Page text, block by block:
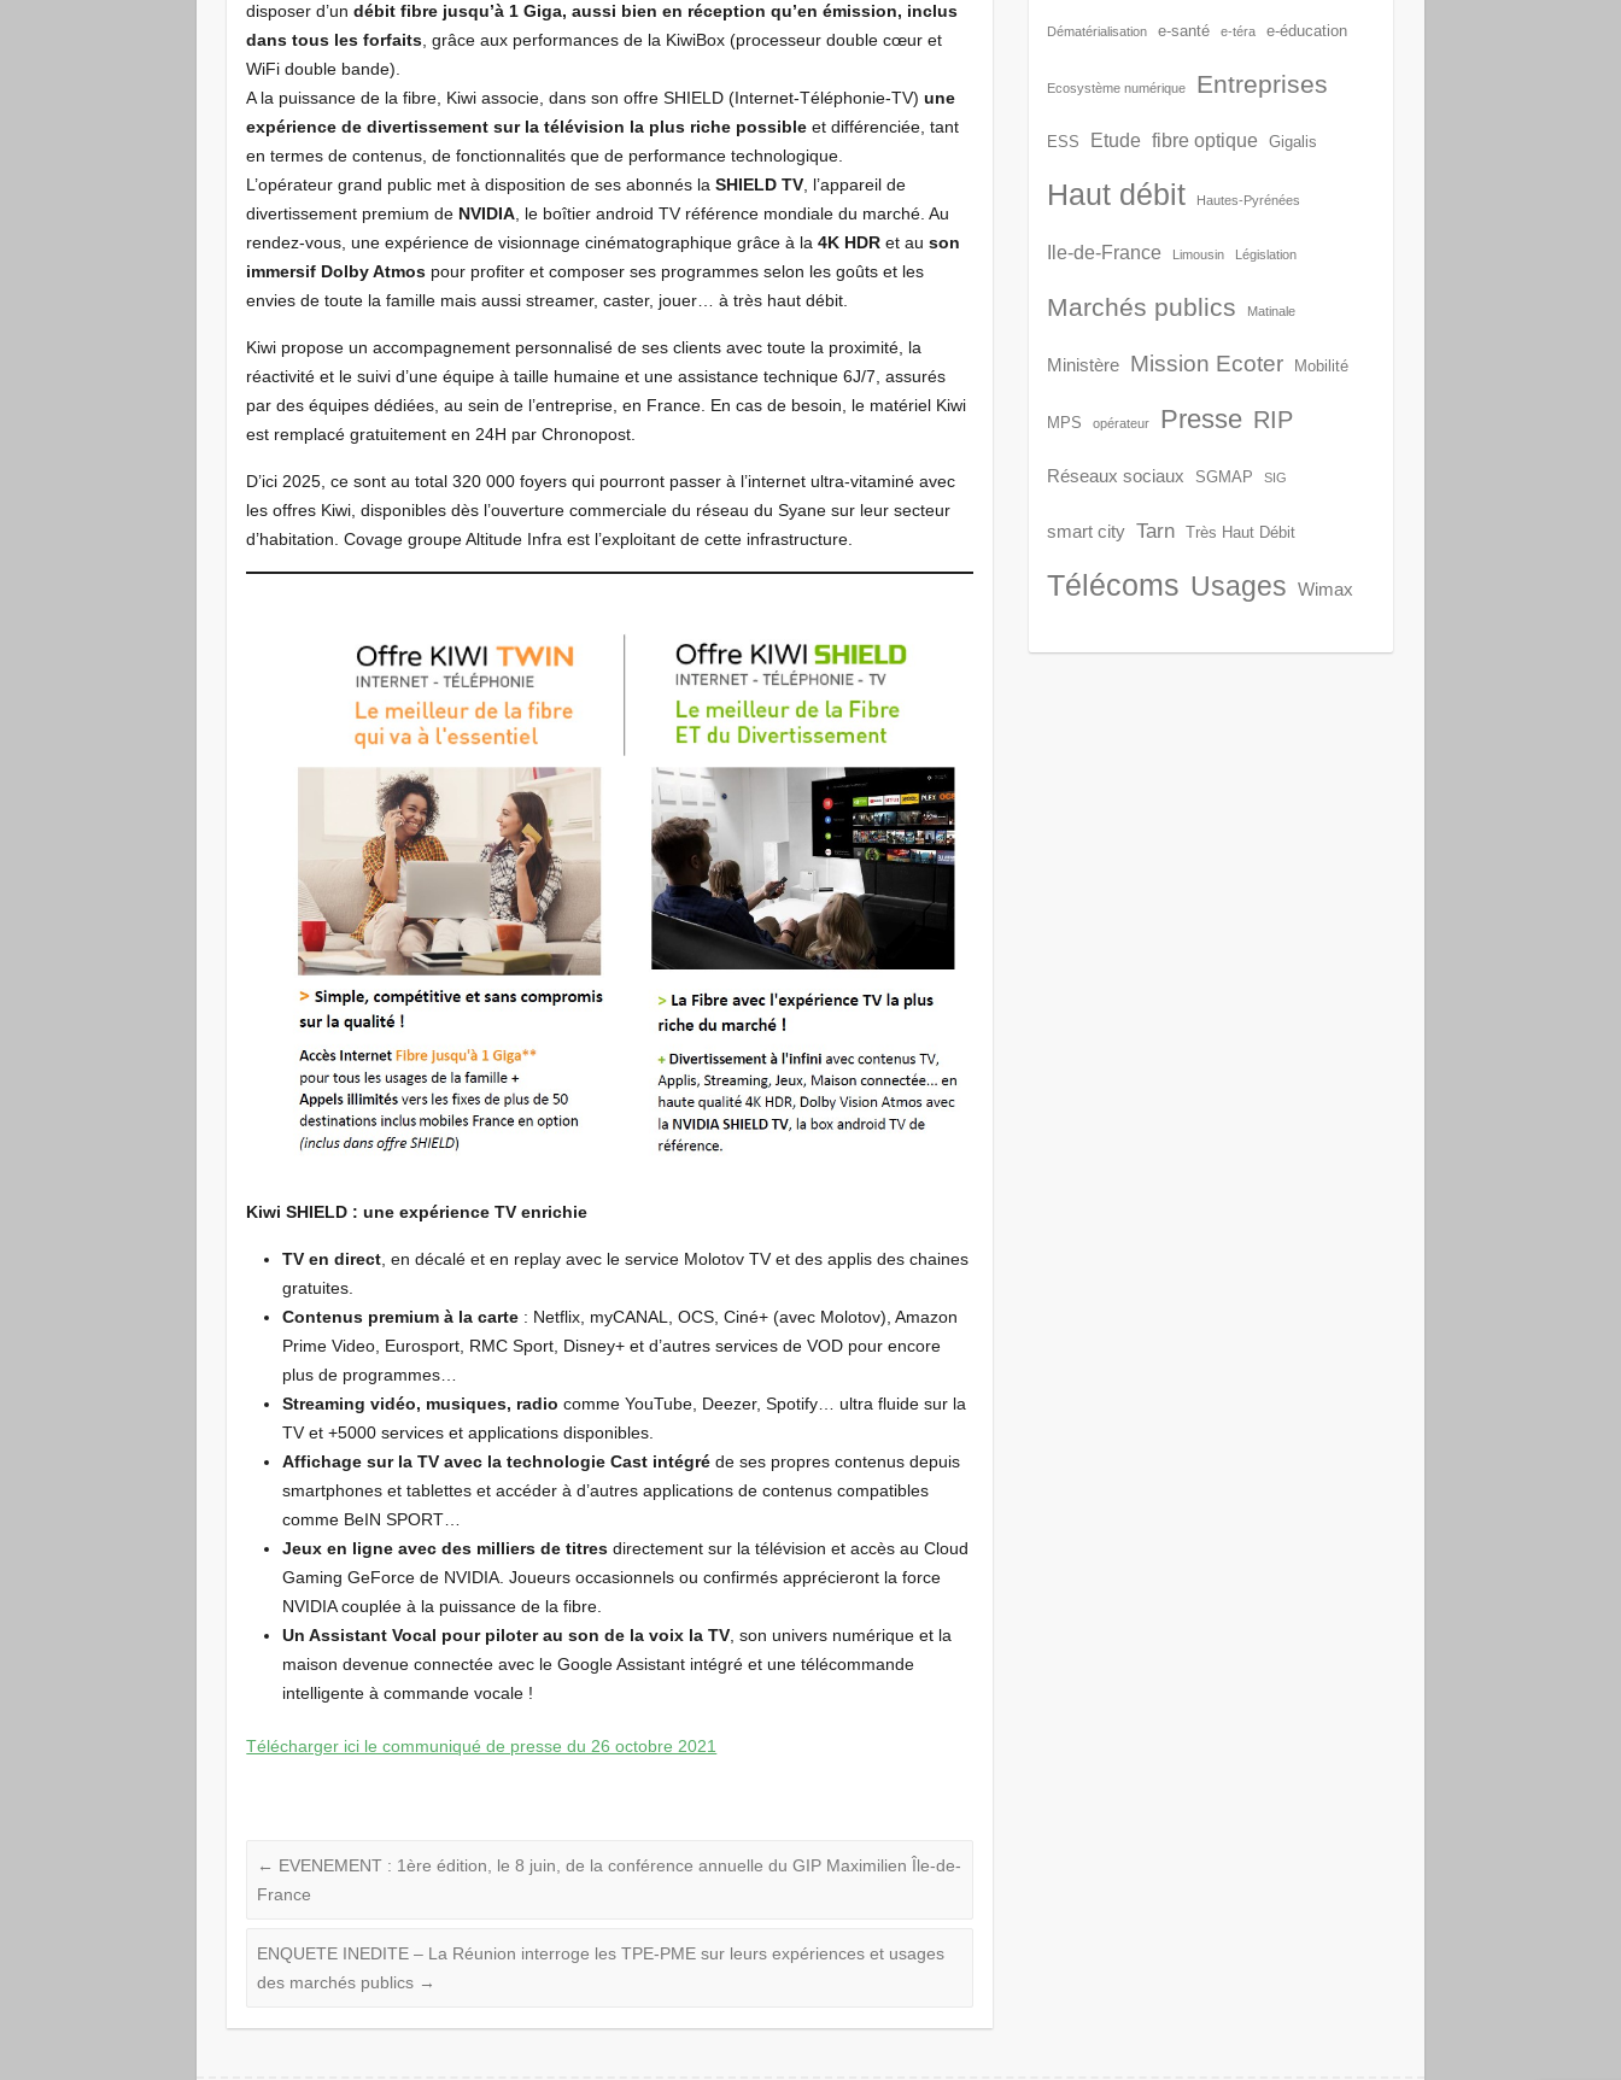
disposer d’undébit fibre jusqu’à 1 Giga, aussi bien en réception qu’en émission, inclus
dans tous les forfaits , grâce aux performances de la KiwiBox (processeur double cœur et
WiFi double bande).
A la puissance de la fibre, Kiwi associe, dans son offre SHIELD (Internet-Téléphonie-TV)une
expérience de divertissement sur la télévision la plus riche possible et différenciée, tant
en termes de contenus, de fonctionnalités que de performance technologique.
L’opérateur grand public met à disposition de ses abonnés la SHIELD TV , l’appareil de
divertissement premium de NVIDIA , le boîtier android TV référence mondiale du marché. Au
rendez-vous, une expérience de visionnage cinématographique grâce à la4K HDR et auson
immersif Dolby Atmos pour profiter et composer ses programmes selon les goûts et les
envies de toute la famille mais aussi streamer, caster, jouer… à très haut débit.
Kiwi propose un accompagnement personnalisé de ses clients avec toute la proximité, la
réactivité et le suivi d’une équipe à taille humaine et une assistance technique 6J/7, assurés
par des équipes dédiées, au sein de l’entreprise, en France. En cas de besoin, le matériel Kiwi
est remplacé gratuitement en 24H par Chronopost.
D’ici 2025, ce sont au total 320 000 foyers qui pourront passer à l’internet ultra-vitaminé avec
les offres Kiwi, disponibles dès l’ouverture commerciale du réseau du Syane sur leur secteur
d’habitation. Covage groupe Altitude Infra est l’exploitant de cette infrastructure.
Kiwi SHIELD : une expérience TV enrichie
TV en direct , en décalé et en replay avec le service Molotov TV et des applis des chaines
gratuites.
Contenus premium à la carte : Netflix, myCANAL, OCS, Ciné+ (avec Molotov), Amazon
Prime Video, Eurosport, RMC Sport, Disney+ et d’autres services de VOD pour encore
plus de programmes…
Streaming vidéo, musiques, radiocomme YouTube, Deezer, Spotify… ultra fluide sur la
TV et +5000 services et applications disponibles.
Affichage sur la TV avec la technologie Cast intégré de ses propres contenus depuis
smartphones et tablettes et accéder à d’autres applications de contenus compatibles
comme BeIN SPORT…
Jeux en ligne avec des milliers de titres directement sur la télévision et accès au Cloud
Gaming GeForce de NVIDIA. Joueurs occasionnels ou confirmés apprécieront la force
NVIDIA couplée à la puissance de la fibre.
Un Assistant Vocal pour piloter au son de la voix la TV , son univers numérique et la
maison devenue connectée avec le Google Assistant intégré et une télécommande
intelligente à commande vocale !
Télécharger ici le communiqué de presse du 26 octobre 2021
← EVENEMENT : 1ère édition, le 8 juin, de la conférence annuelle du GIP Maximilien Île-de-
France
ENQUETE INEDITE – La Réunion interroge les TPE-PME sur leurs expériences et usages
des marchés publics →
Dématérialisation e-santé e-téra e-éducation
Ecosystème numérique Entreprises
ESS Etude fibre optique Gigalis
Haut débit Hautes-Pyrénées
Ile-de-France Limousin Législation
Marchés publics Matinale
Ministère Mission Ecoter Mobilité
MPS opérateur Presse RIP
Réseaux sociaux SGMAP SIG
smart city Tarn Très Haut Débit
Télécoms Usages Wimax